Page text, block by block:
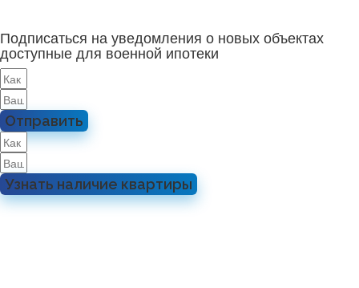
Подписаться на уведомления о новых объектах
доступные для военной ипотеки
Отправить
Узнать наличие квартиры